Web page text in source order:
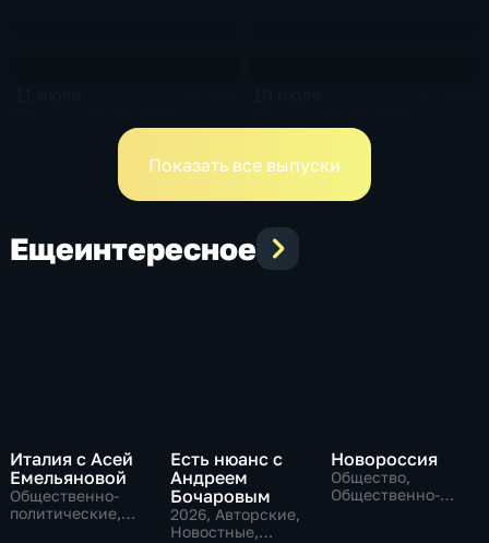
Показать все выпуски
Ещеинтересное
Италия с Асей
Емельяновой
Общественно-
политические,
Есть нюанс с
Андреем
Бочаровым
2026, Авторские,
Новостные,
Новороссия
Общество,
Общественно-